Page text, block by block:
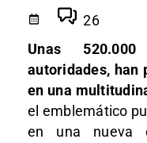
26
Unas
autoridades, han
en una
el emblemático
en una nueva